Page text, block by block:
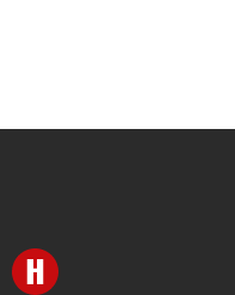
Перейти на главную